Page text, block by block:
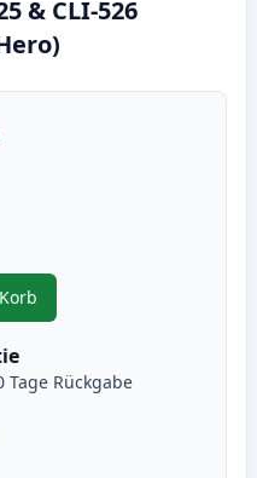
& CLI-526
anzupassen
20 stück Canon PGI-525 &
Tage Rückgabe